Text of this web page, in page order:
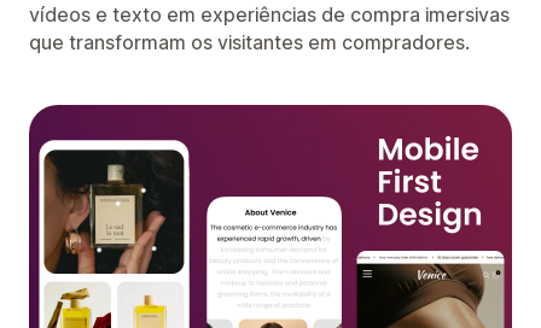
vídeos e texto em experiências de compra imersivas
que transformam os visitantes em compradores.